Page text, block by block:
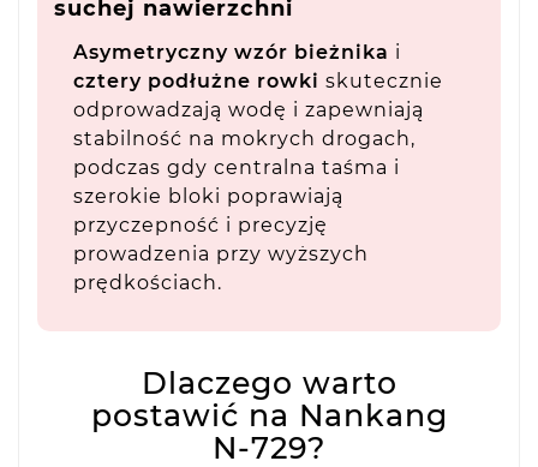
suchej nawierzchni
Asymetryczny wzór bieżnika i
cztery podłużne rowki skutecznie
odprowadzają wodę i zapewniają
stabilność na mokrych drogach,
podczas gdy centralna taśma i
szerokie bloki poprawiają
przyczepność i precyzję
prowadzenia przy wyższych
prędkościach.
Dlaczego warto
postawić na Nankang
N-729?